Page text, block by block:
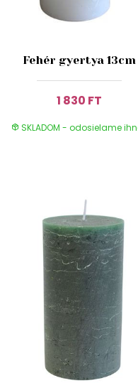
Fehér gyertya 13cm
1 830 FT
SKLADOM - odosielame